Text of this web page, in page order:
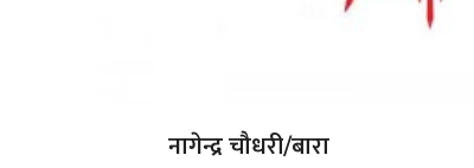
नागेन्द्र चौधरी/बारा